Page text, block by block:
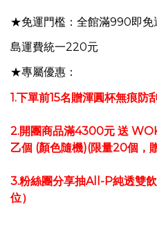
★免運門檻：全館滿990即免
島運費統一220元
★專屬優惠：
1.下單前15名贈渾圓杯無痕防
2.開團商品滿4300元 送
乙個 (顏色隨機)(限量20個，
3.粉絲團分享抽All-P純透雙
位）